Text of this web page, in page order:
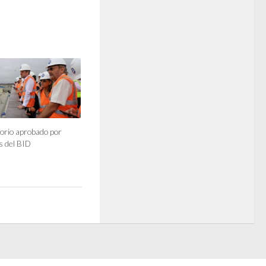
aprobado por
del BID